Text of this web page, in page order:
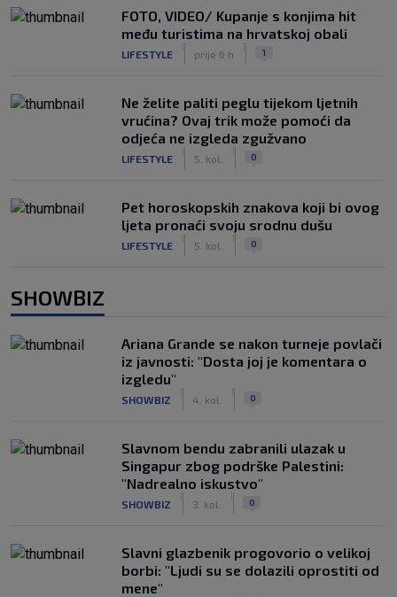
FOTO, VIDEO/ Kupanje s konjima hit
među turistima na hrvatskoj obali
LIFESTYLE prije 6 h 1
Ne želite paliti peglu tijekom ljetnih
vrućina? Ovaj trik može pomoći da
odjeća ne izgleda zgužvano
LIFESTYLE 5. kol. 0
Pet horoskopskih znakova koji bi ovog
ljeta pronaći svoju srodnu dušu
LIFESTYLE 5. kol. 0
SHOWBIZ
Ariana Grande se nakon turneje povlači
iz javnosti: "Dosta joj je komentara o
izgledu"
SHOWBIZ 4. kol. 0
Slavnom bendu zabranili ulazak u
Singapur zbog podrške Palestini:
"Nadrealno iskustvo"
SHOWBIZ 3. kol. 0
Slavni glazbenik progovorio o velikoj
borbi: "Ljudi su se dolazili oprostiti od
mene"